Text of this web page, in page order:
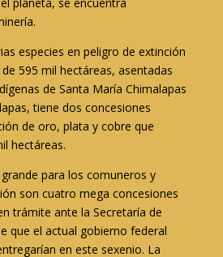
especies en peligro de extinción
595 mil hectáreas, asentadas
de Santa María Chimalapas
tiene dos concesiones
de oro, plata y cobre que
hectáreas.
para los comuneros y
son cuatro mega concesiones
trámite ante la Secretaría de
que el actual gobierno federal
en este sexenio. La